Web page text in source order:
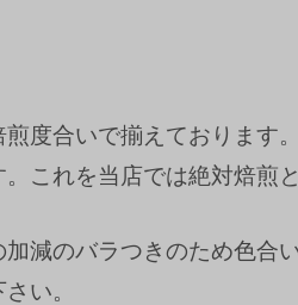
度合いで揃えております
これを当店では絶対焙煎
減のバラつきのため色合
い。